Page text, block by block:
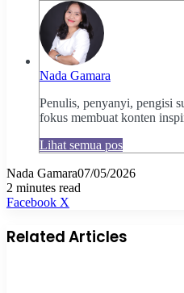
Nada Gamara
Penulis, penyanyi, pengisi
fokus membuat konten
Lihat semua pos
Nada Gamara07/05/2026
2 minutes read
Facebook X
Email
Related Articles